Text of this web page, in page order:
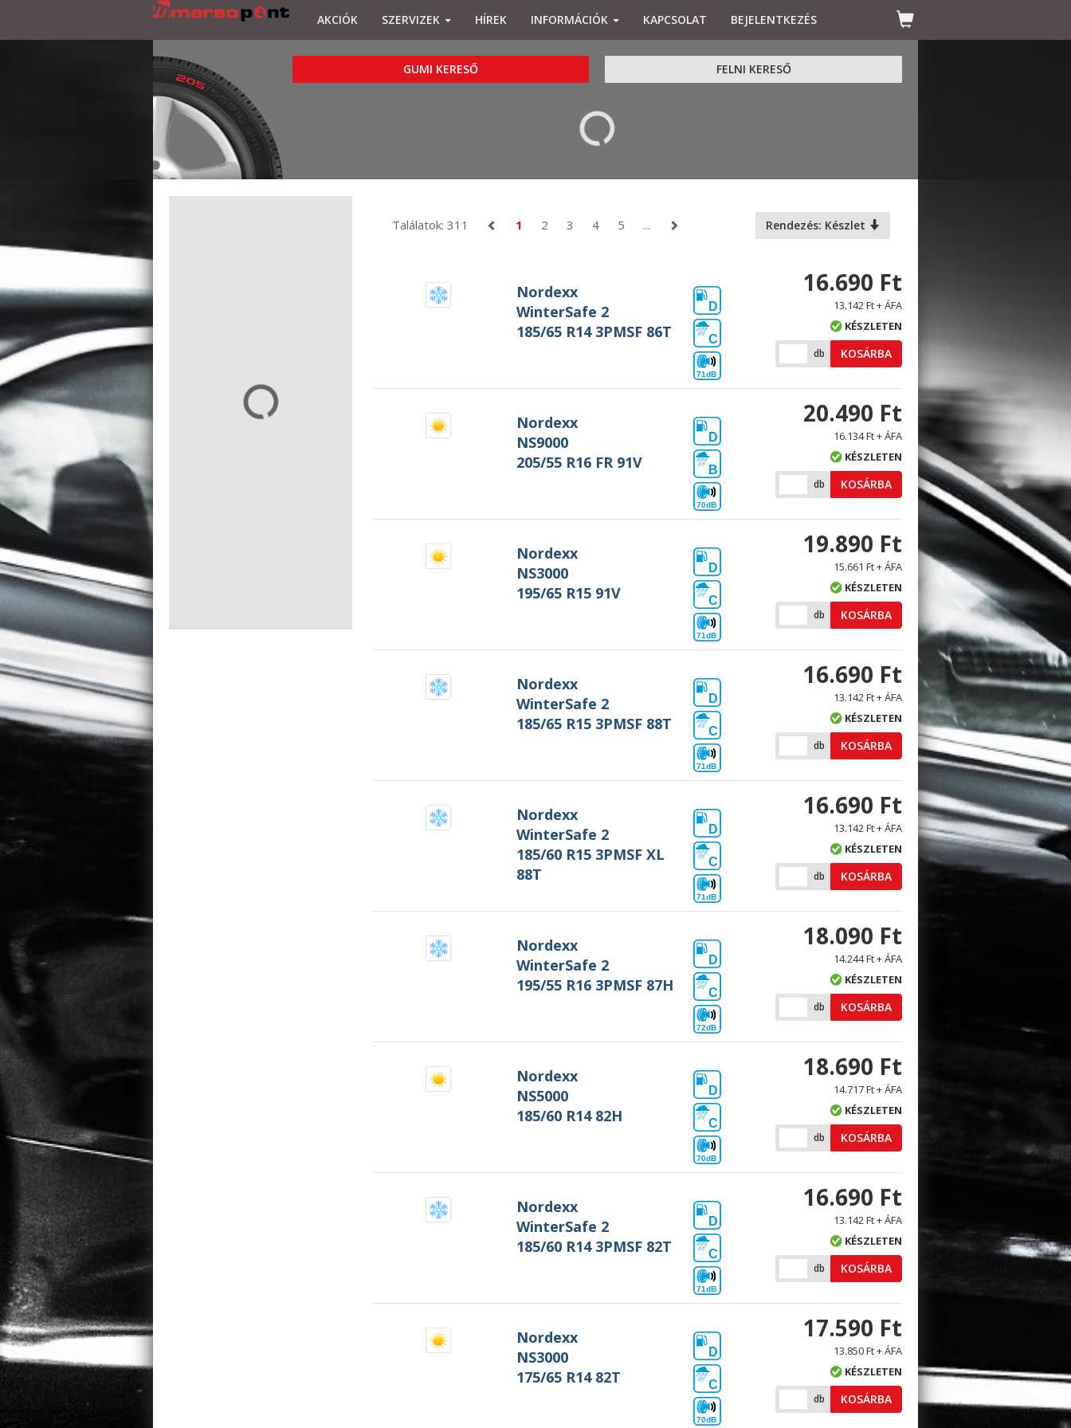
AKCIÓK SZERVIZEK HÍREK INFORMÁCIÓK KAPCSOLAT BEJELENTKEZÉS
GUMI KERESŐ FELNI KERESŐ
KERESÉS
Találatok: 311 1 2 3 4 5 ... Rendezés: Készlet
Nordexx
WinterSafe 2
185/65 R14 3PMSF 86T
D
C
71dB
16.690 Ft
13.142 Ft + ÁFA
KÉSZLETEN
db KOSÁRBA
Nordexx
NS9000
205/55 R16 FR 91V
D
B
70dB
20.490 Ft
16.134 Ft + ÁFA
KÉSZLETEN
db KOSÁRBA
Nordexx
NS3000
195/65 R15 91V
D
C
71dB
19.890 Ft
15.661 Ft + ÁFA
KÉSZLETEN
db KOSÁRBA
Nordexx
WinterSafe 2
185/65 R15 3PMSF 88T
D
C
71dB
16.690 Ft
13.142 Ft + ÁFA
KÉSZLETEN
db KOSÁRBA
Nordexx
WinterSafe 2
185/60 R15 3PMSF XL
88T
D
C
71dB
16.690 Ft
13.142 Ft + ÁFA
KÉSZLETEN
db KOSÁRBA
Nordexx
WinterSafe 2
195/55 R16 3PMSF 87H
D
C
72dB
18.090 Ft
14.244 Ft + ÁFA
KÉSZLETEN
db KOSÁRBA
Nordexx
NS5000
185/60 R14 82H
D
C
70dB
18.690 Ft
14.717 Ft + ÁFA
KÉSZLETEN
db KOSÁRBA
Nordexx
WinterSafe 2
185/60 R14 3PMSF 82T
D
C
71dB
16.690 Ft
13.142 Ft + ÁFA
KÉSZLETEN
db KOSÁRBA
Nordexx
NS3000
175/65 R14 82T
D
C
70dB
17.590 Ft
13.850 Ft + ÁFA
KÉSZLETEN
db KOSÁRBA